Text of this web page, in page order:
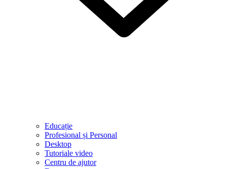
Educație
Profesional și Personal
Desktop
Tutoriale video
Centru de ajutor